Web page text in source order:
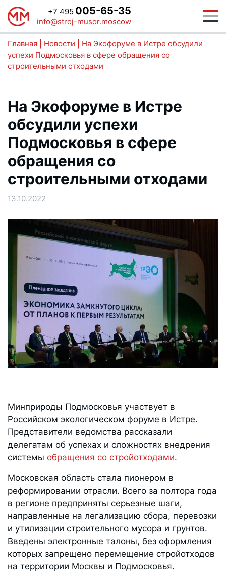
+7 495 005-65-35
info@stroj-musor.moscow
Главная Новости
На Экофоруме в Истре обсудили
успехи Подмосковья в сфере обращения со
строительными отходами
На Экофоруме в Истре
обсудили успехи
Подмосковья в сфере
обращения со
строительными отходами
13.10.2022
Минприроды Подмосковья участвует в
Российском экологическом форуме в Истре.
Представители ведомства рассказали
делегатам об успехах и сложностях внедрения
системы обращения со стройотходами.
Московская область стала пионером в
реформировании отрасли. Всего за полтора года
в регионе предприняты серьезные шаги,
направленные на легализацию сбора, перевозки
и утилизации строительного мусора и грунтов.
Введены электронные талоны, без оформления
которых запрещено перемещение стройотходов
на территории Москвы и Подмосковья.